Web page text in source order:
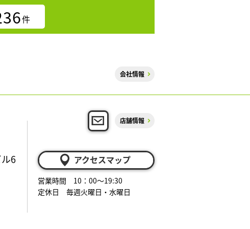
件
会社情報
6
店舗情報
アクセスマップ
営業時間 10：00～19:30
定休日 毎週火曜日・水曜日